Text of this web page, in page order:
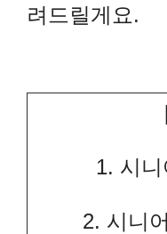
려드릴게요.
1. 시
2. 시니